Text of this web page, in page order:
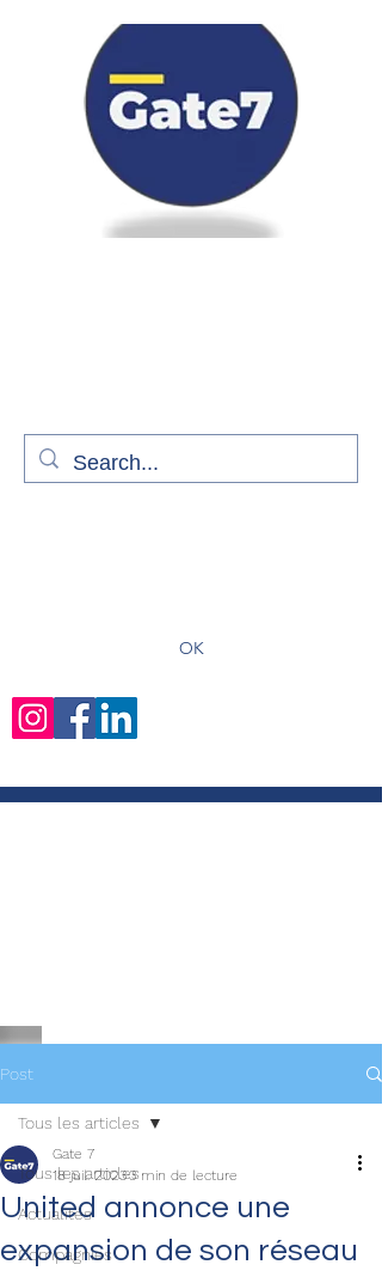
OK
Post
Tous les articles
Actualités
Compagnies
Tous les articles
United annonce une
expansion de son réseau
Gate 7
18 juil. 20233 min de lecture